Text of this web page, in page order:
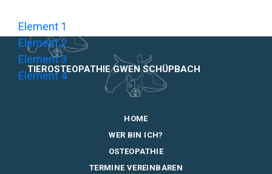
TIEROSTEOPATHIE GWEN SCHÜPBACH
Element 1
Element 2
Element 3
Element 4
HOME
WER BIN ICH?
OSTEOPATHIE
TERMINE VEREINBAREN